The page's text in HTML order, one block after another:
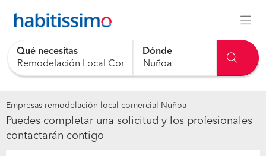
Qué necesitas Dónde
Empresas remodelación local comercial Ñuñoa
Puedes completar una solicitud y los profesionales
contactarán contigo